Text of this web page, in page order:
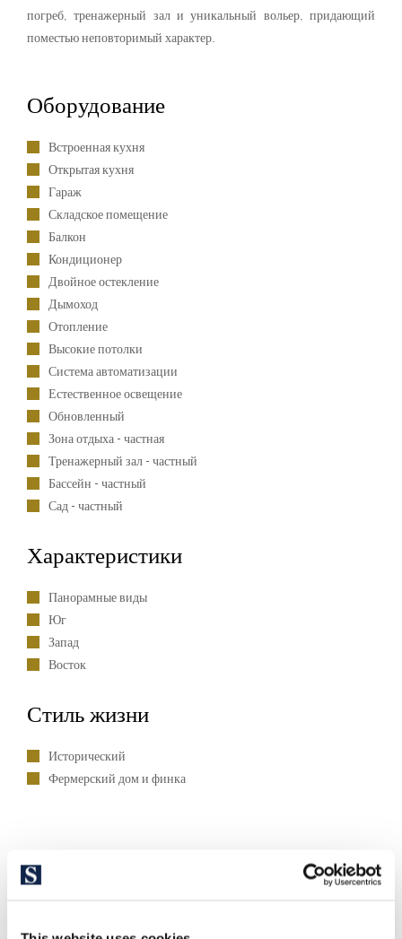
погреб, тренажерный зал и уникальный вольер, придающий
поместью неповторимый характер.
Оборудование
Встроенная кухня
Открытая кухня
Гараж
Складское помещение
Балкон
Кондиционер
Двойное остекление
Дымоход
Отопление
Высокие потолки
Система автоматизации
Естественное освещение
Обновленный
Зона отдыха - частная
Тренажерный зал - частный
Бассейн - частный
Сад - частный
Характеристики
Панорамные виды
Юг
Запад
Восток
Стиль жизни
Исторический
Фермерский дом и финка